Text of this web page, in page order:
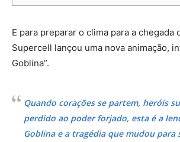
E para preparar o clima para a chegada
Supercell lançou uma nova animação,
Goblina”.
Quando corações se partem, heróis
perdido ao poder forjado, esta é a
Goblina e a tragédia que mudou para